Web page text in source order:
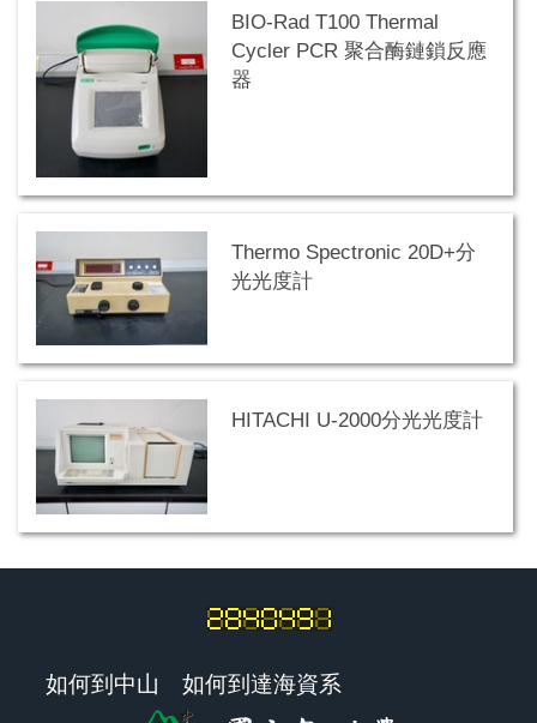
BIO-Rad T100 Thermal
Cycler PCR 聚合酶鏈鎖反應
器
Thermo Spectronic 20D+分
光光度計
HITACHI U-2000分光光度計
如何到中山 如何到達海資系